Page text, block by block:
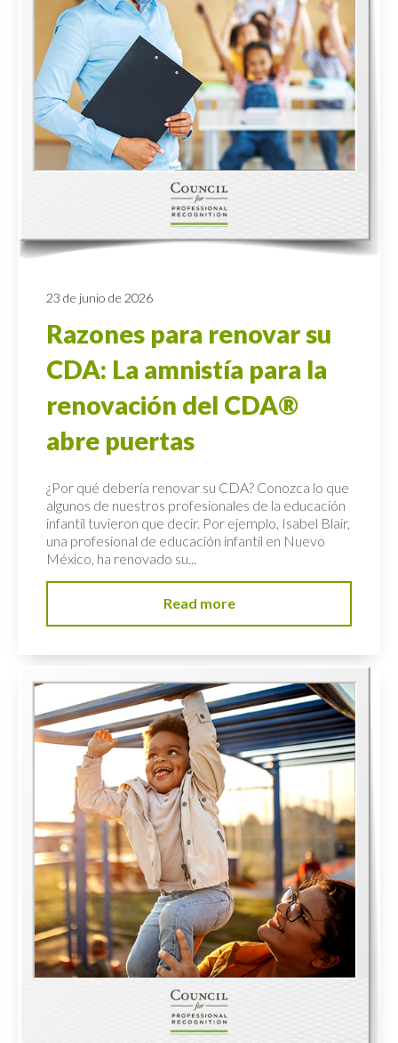
23 de junio de 2026
Razones para renovar su
CDA: La amnistía para la
renovación del CDA®
abre puertas
¿Por qué debería renovar su CDA? Conozca lo que
algunos de nuestros profesionales de la educación
infantil tuvieron que decir. Por ejemplo, Isabel Blair,
una profesional de educación infantil en Nuevo
México, ha renovado su...
Read more